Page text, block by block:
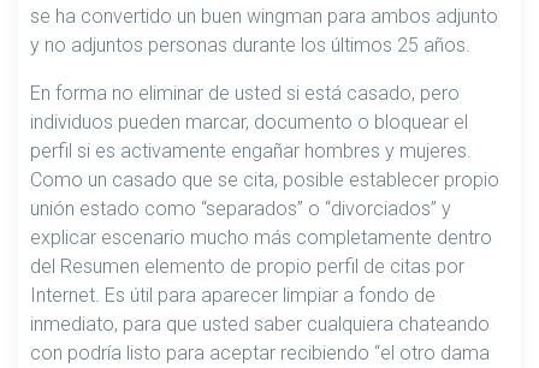
se ha convertido un buen wingman para ambos adjunto
y no adjuntos personas durante los últimos 25 años.
En forma no eliminar de usted si está casado, pero
individuos pueden marcar, documento o bloquear el
perfil si es activamente engañar hombres y mujeres.
Como un casado que se cita, posible establecer propio
unión estado como “separados” o “divorciados” y
explicar escenario mucho más completamente dentro
del Resumen elemento de propio perfil de citas por
Internet. Es útil para aparecer limpiar a fondo de
inmediato, para que usted saber cualquiera chateando
con podría listo para aceptar recibiendo “el otro dama